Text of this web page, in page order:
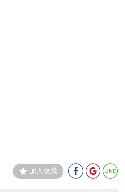
加入收藏